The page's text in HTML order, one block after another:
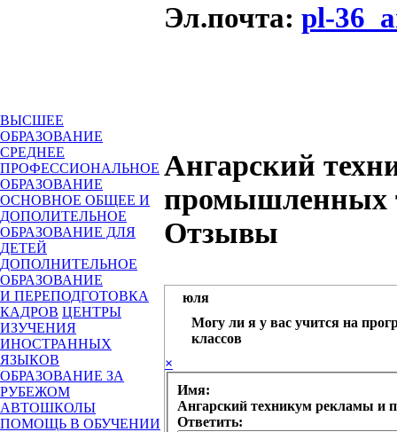
ВЫСШЕЕ
ОБРАЗОВАНИЕ
СРЕДНЕЕ
ПРОФЕССИОНАЛЬНОЕ
ОБРАЗОВАНИЕ
ОСНОВНОЕ ОБЩЕЕ И
ДОПОЛИТЕЛЬНОЕ
ОБРАЗОВАНИЕ ДЛЯ
ДЕТЕЙ
ДОПОЛНИТЕЛЬНОЕ
ОБРАЗОВАНИЕ
И ПЕРЕПОДГОТОВКА
КАДРОВ ЦЕНТРЫ
ИЗУЧЕНИЯ
ИНОСТРАННЫХ
ЯЗЫКОВ
ОБРАЗОВАНИЕ ЗА
РУБЕЖОМ
АВТОШКОЛЫ
ПОМОЩЬ В ОБУЧЕНИИ
Эл.почта: pl-
Ангарский
промышленных
Отзывы
юля
Могу ли я у вас учится на
классов
×
Имя:
Ангарский техникум рекламы и
Ответить: